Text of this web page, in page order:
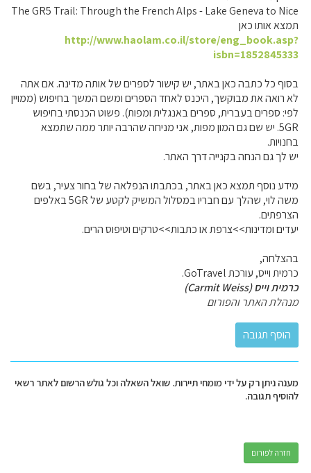
The GR5 Trail: Through the French Alps - Lake Geneva to Nice
תמצא אותו כאן
http://www.haolam.co.il/store/eng_book.asp?
isbn=1852845333
בסוף כל כתבה כאן באתר, יש קישור לספרים של אותה מדינה. אם אתה
לא רואה את מבוקשך, היכנס לאחד הספרים ומשם המשך בחיפוש (ממויין
לפי: ספרים בעברית, ספרים באנגלית ומפות). פשוט הכנסתי בחיפוש
5GR. יש שם גם המון מפות, אני מניחה שהרבה יותר ממה שתמצא
בחנויות.
יש לך גם הנחה בקנייה דרך האתר.
מידע נוסף תמצא כאן באתר, בכתבתו הנפלאה של בחור צעיר, בשם
משה לוי, שהלך עם חבריו במסלול המשיק לקטע של 5GR באלפים
הצרפתים.
יעדים ומדינות>>צרפת או כתבות>>טרקים וטיפוס הרים.
בהצלחה,
כרמית וייס, עורכת GoTravel.
כרמית וייס (Carmit Weiss)
מנהלת האתר והפורום
מענה ניתן רק על ידי מומחי תיירות. שואל השאלה וכל גולש הרשום לאתר רשאי
להוסיף תגובה.
חזרה לפורום